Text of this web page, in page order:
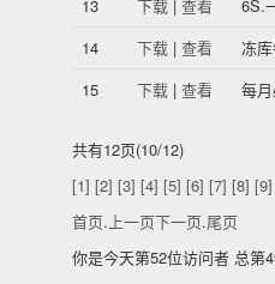
13
下载 | 查看
6S.
14
下载 | 查看
冻
15
下载 | 查看 每
共有12页(10/12)
[1] [2] [3] [4] [5] [6] [7] [8] [9]
首页. 上一页下一页.尾页
你是今天第52位访问者 总第